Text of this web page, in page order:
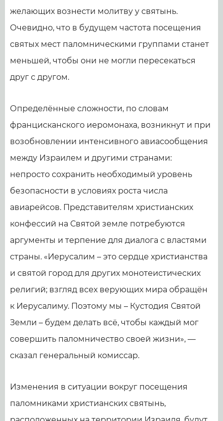
желающих вознести молитву у святынь.
Очевидно, что в будущем частота посещения
святых мест паломническими группами станет
меньшей, чтобы они не могли пересекаться
друг с другом.
Определённые сложности, по словам
францисканского иеромонаха, возникнут и при
возобновлении интенсивного авиасообщения
между Израилем и другими странами:
непросто сохранить необходимый уровень
безопасности в условиях роста числа
авиарейсов. Представителям христианских
конфессий на Святой земле потребуются
аргументы и терпение для диалога с властями
страны. «Иерусалим – это сердце христианства
и святой город для других монотеистических
религий; взгляд всех верующих мира обращён
к Иерусалиму. Поэтому мы – Кустодия Святой
Земли – будем делать всё, чтобы каждый мог
совершить паломничество своей жизни», —
сказал генеральный комиссар.
Изменения в ситуации вокруг посещения
паломниками христианских святынь,